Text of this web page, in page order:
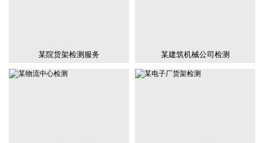
某院货架检测服务 某建筑机械公司检测